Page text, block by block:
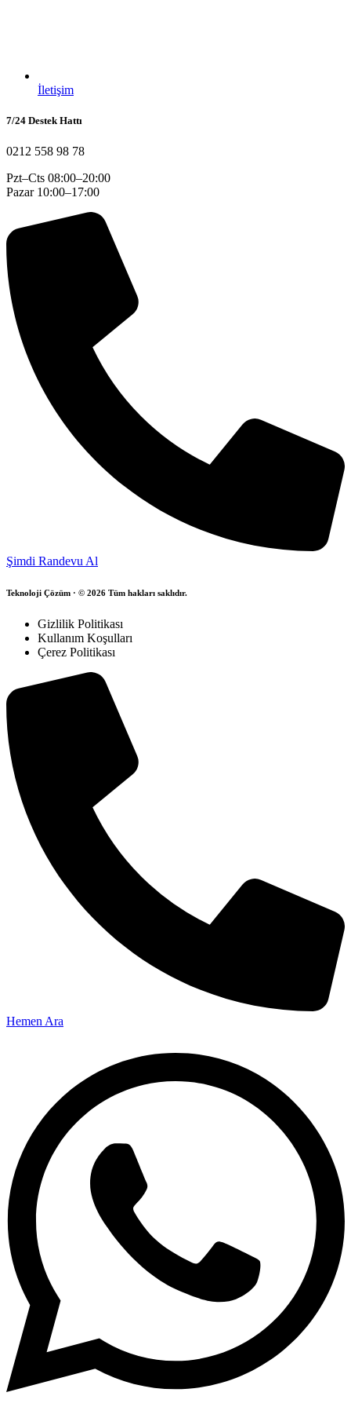
İletişim
7/24 Destek Hattı
0212 558 98 78
Pzt–Cts 08:00–20:00
Pazar 10:00–17:00
Şimdi Randevu Al
Teknoloji Çözüm · © 2026 Tüm hakları saklıdır.
Gizlilik Politikası
Kullanım Koşulları
Çerez Politikası
Hemen Ara